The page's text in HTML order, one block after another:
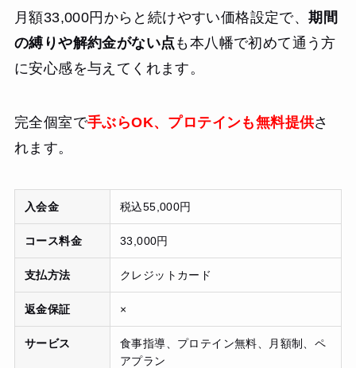
月額33,000円からと続けやすい価格設定で、期間
の縛りや解約金がない点 も本八幡で初めて通う方
に安心感を与えてくれます。
完全個室で手ぶらOK、プロテインも無料提供さ
れます。
入会金 税込55,000円
コース料金 33,000円
支払方法 クレジットカード
返金保証 ×
サービス
食事指導、プロテイン無料、月額制、ペ
アプラン